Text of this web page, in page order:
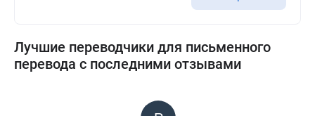
Лучшие переводчики для письменного
перевода с последними отзывами